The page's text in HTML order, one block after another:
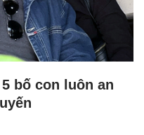
bố con luôn an